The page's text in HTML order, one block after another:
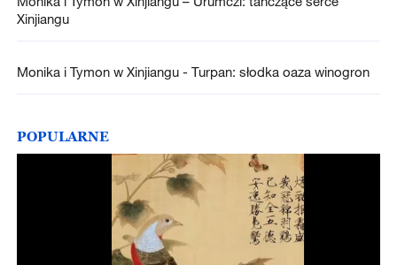
Xinjiangu
Monika i Tymon w Xinjiangu - Turpan: słodka oaza winogron
POPULARNE